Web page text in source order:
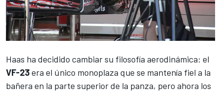
Haas ha decidido cambiar su filosofía aerodinámica: el
VF-23era el único monoplaza que se mantenía fiel a la
bañera en la parte superior de la panza, pero ahora los